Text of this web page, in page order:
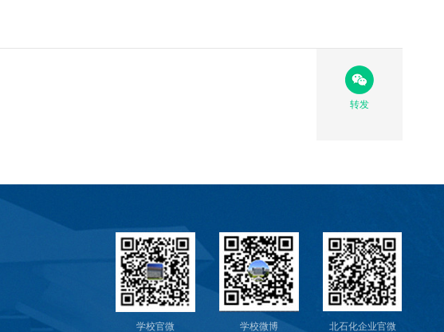
转发
学校官微 学校微博 北石化企业官微